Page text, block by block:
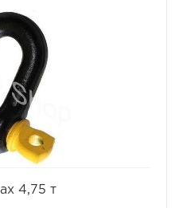
в грязевой плен
застрявшего
Несмотря на то, что в
"Рывковыми" тросами,
рывке даже такой
можно повредить
эксплуатации
окружающим людям.
4,75 т